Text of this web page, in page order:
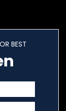
BEST